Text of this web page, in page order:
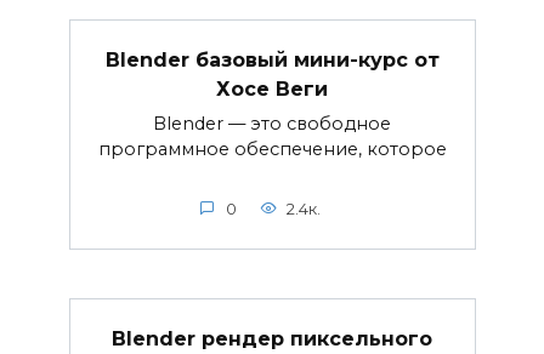
Blender базовый мини-курс от
Хосе Веги
Blender — это свободное
программное обеспечение, которое
0 2.4к.
Blender рендер пиксельного